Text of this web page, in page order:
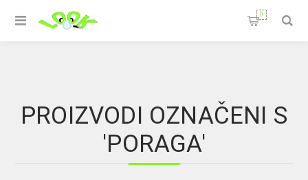
0
PROIZVODI OZNAČENI S
'PORAGA'